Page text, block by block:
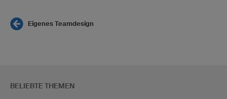
Eigenes Teamdesign
BELIEBTE THEMEN